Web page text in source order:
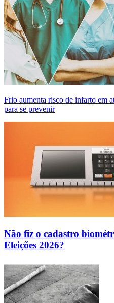
Frio aumenta risco de infarto em
para se prevenir
Não fiz o cadastro
Eleições 2026?